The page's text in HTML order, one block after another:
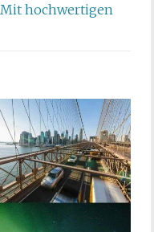
Mit hochwertigen